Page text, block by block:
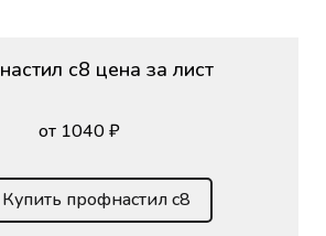
с8 цена за лист
от 1040 ₽
Купить профнастил с8